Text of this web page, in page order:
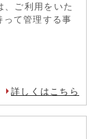
、ご利用をいた
って管理する事
詳しくはこちら